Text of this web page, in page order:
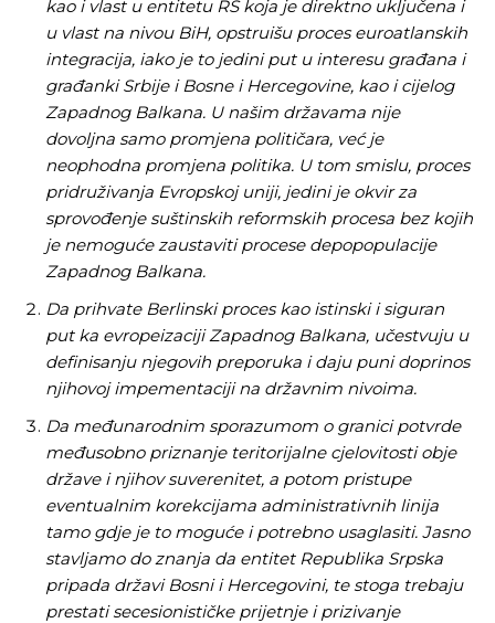
Pusti priču da živi!
Ovim putem želimo da vam se zahvalimo što ste
odlučili da pustite Vašu priču da živi, Redakcija
Objavi.ba
Pusti priču da živi!
Ovim putem želimo da vam se zahvalimo što ste
odlučili da pustite Vašu priču da živi, Redakcija
Objavi.ba
kao i vlast u entitetu RS koja je direktno uključena i
u vlast na nivou BiH, opstruišu proces euroatlanskih
integracija, iako je to jedini put u interesu građana i
građanki Srbije i Bosne i Hercegovine, kao i cijelog
Zapadnog Balkana. U našim državama nije
dovoljna samo promjena političara, već je
neophodna promjena politika. U tom smislu, proces
pridruživanja Evropskoj uniji, jedini je okvir za
sprovođenje suštinskih reformskih procesa bez kojih
je nemoguće zaustaviti procese depopopulacije
Zapadnog Balkana.
Da prihvate Berlinski proces kao istinski i siguran
put ka evropeizaciji Zapadnog Balkana, učestvuju u
definisanju njegovih preporuka i daju puni doprinos
njihovoj impementaciji na državnim nivoima.
Da međunarodnim sporazumom o granici potvrde
međusobno priznanje teritorijalne cjelovitosti obje
države i njihov suverenitet, a potom pristupe
eventualnim korekcijama administrativnih linija
tamo gdje je to moguće i potrebno usaglasiti. Jasno
stavljamo do znanja da entitet Republika Srpska
pripada državi Bosni i Hercegovini, te stoga trebaju
prestati secesionističke prijetnje i prizivanje